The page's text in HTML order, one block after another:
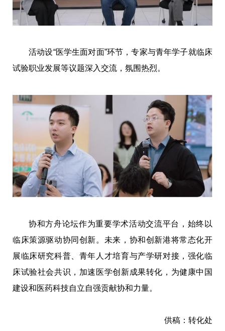
活动设“医学生面对面”环节，专家与青年学子就临床
试验职业发展等议题深入交流，氛围热烈。
协和方舟论坛作为重要学术活动交流平台，始终以
临床策源驱动协同创新。未来，协和创新港将常态化开
展临床研究科普、青年人才培育与产学研对接，强化临
床试验社会共识，加速医学创新成果转化，为健康中国
建设和医药科技自立自强贡献协和力量。
供稿：转化处